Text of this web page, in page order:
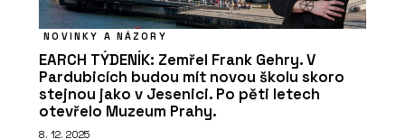
NOVINKY A NÁZORY
EARCH TÝDENÍK: Zemřel Frank Gehry. V
Pardubicích budou mít novou školu skoro
stejnou jako v Jesenici. Po pěti letech
otevřelo Muzeum Prahy.
8. 12. 2025